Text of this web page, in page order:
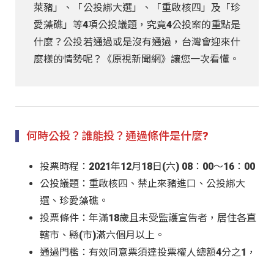
萊豬」、「公投綁大選」、「重啟核四」及「珍
愛藻礁」等4項公投議題，究竟4公投案的重點是
什麼？公投若通過或是沒有通過，台灣會迎來什
麼樣的情勢呢？《原視新聞網》讓您一次看懂。
何時公投？誰能投？通過條件是什麼?
投票時程：2021年12月18日(六) 08：00～16：00
公投議題：重啟核四、禁止來豬進口、公投綁大
選、珍愛藻礁。
投票條件：年滿18歲且未受監護宣告者，居住各直
轄市、縣(市)滿六個月以上。
通過門檻：有效同意票須達投票權人總額4分之1，